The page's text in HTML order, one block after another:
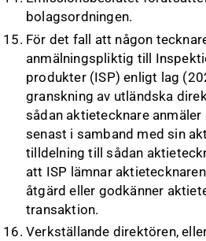
bolagsordningen.
För det fall att någon
anmälningspliktig till
produkter (ISP) enligt lag
granskning av utländska
sådan aktietecknare
senast i samband med sin
tilldelning till sådan
att ISP lämnar
åtgärd eller godkänner
transaktion.
Verkställande direktören,